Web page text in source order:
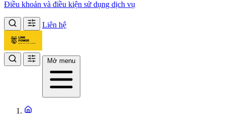
Điều khoản và điều kiện sử dụng dịch vụ
Liên hệ
Mở menu